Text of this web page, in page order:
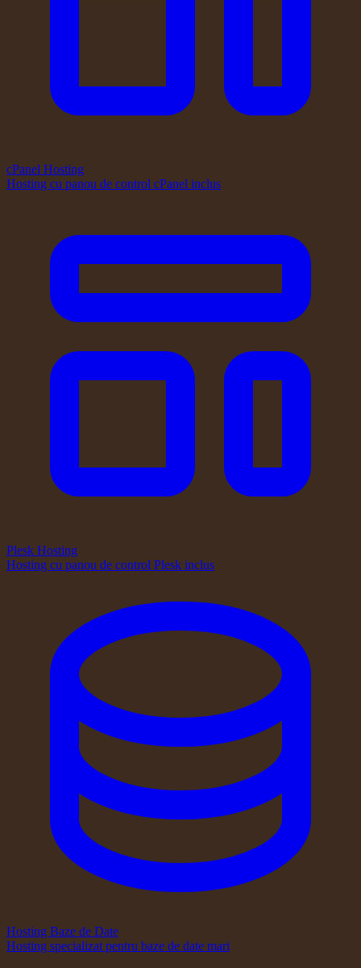
cPanel Hosting
Hosting cu panou de control cPanel inclus
Plesk Hosting
Hosting cu panou de control Plesk inclus
Hosting Baze de Date
Hosting specializat pentru baze de date mari